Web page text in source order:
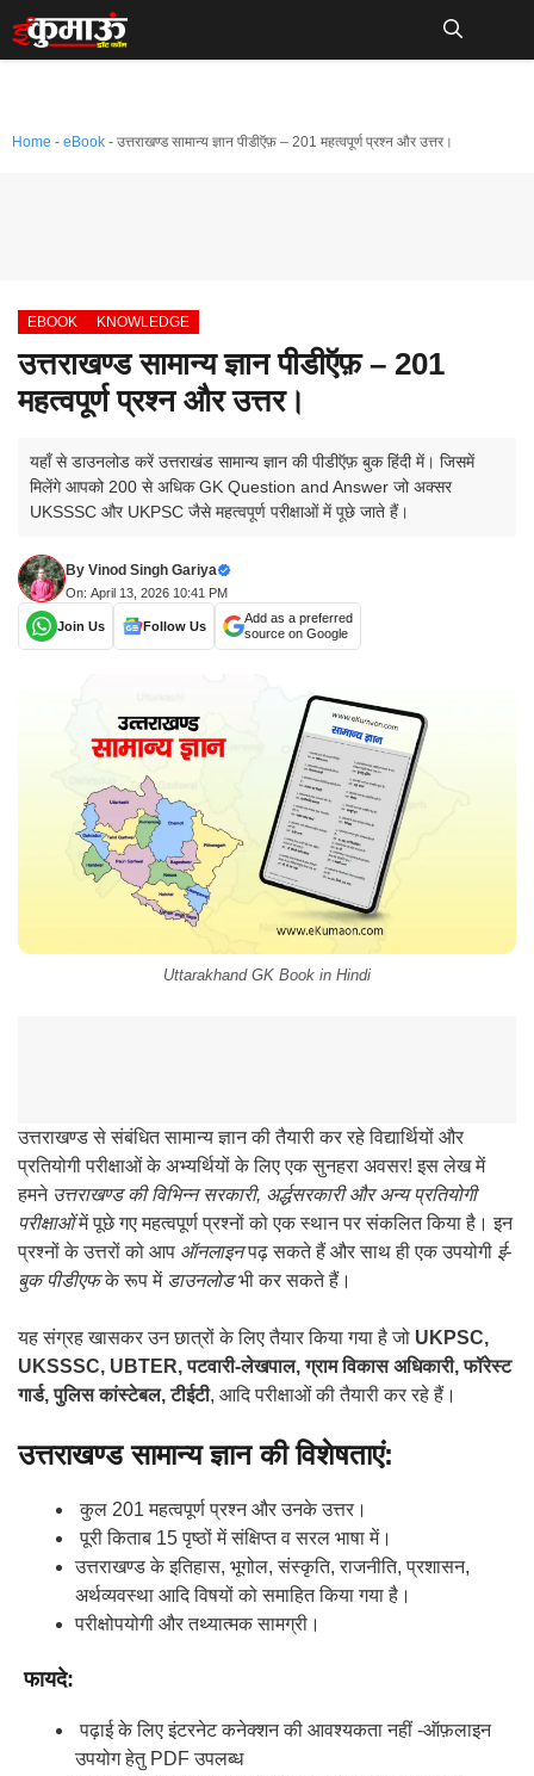
Skip
to
Home - eBook - उत्तराखण्ड सामान्य ज्ञान पीडीऍफ़ – 201 महत्वपूर्ण प्रश्न और उत्तर।
EBOOK KNOWLEDGE
उत्तराखण्ड सामान्य ज्ञान पीडीऍफ़ – 201
महत्वपूर्ण प्रश्न और उत्तर।
यहाँ से डाउनलोड करें उत्तराखंड सामान्य ज्ञान की पीडीऍफ़ बुक हिंदी में। जिसमें
मिलेंगे आपको 200 से अधिक GK Question and Answer जो अक्सर
UKSSSC और UKPSC जैसे महत्वपूर्ण परीक्षाओं में पूछे जाते हैं।
By Vinod Singh Gariya
On: April 13, 2026 10:41 PM
Join Us Follow Us
Add as a preferred
source on Google
Uttarakhand GK Book in Hindi
उत्तराखण्ड से संबंधित सामान्य ज्ञान की तैयारी कर रहे विद्यार्थियों और
प्रतियोगी परीक्षाओं के अभ्यर्थियों के लिए एक सुनहरा अवसर! इस लेख में
हमने उत्तराखण्ड की विभिन्न सरकारी, अर्द्धसरकारी और अन्य प्रतियोगी
परीक्षाओंमें पूछे गए महत्वपूर्ण प्रश्नों को एक स्थान पर संकलित किया है। इन
प्रश्नों के उत्तरों को आप ऑनलाइनपढ़ सकते हैं और साथ ही एक उपयोगी ई-
बुक पीडीएफके रूप में डाउनलोडभी कर सकते हैं।
यह संग्रह खासकर उन छात्रों के लिए तैयार किया गया है जो UKPSC,
UKSSSC, UBTER, पटवारी-लेखपाल, ग्राम विकास अधिकारी, फॉरेस्ट
गार्ड, पुलिस कांस्टेबल, टीईटी, आदि परीक्षाओं की तैयारी कर रहे हैं।
उत्तराखण्ड सामान्य ज्ञान की विशेषताएं:
कुल 201 महत्वपूर्ण प्रश्न और उनके उत्तर।
पूरी किताब 15 पृष्ठों में संक्षिप्त व सरल भाषा में।
उत्तराखण्ड के इतिहास, भूगोल, संस्कृति, राजनीति, प्रशासन,
अर्थव्यवस्था आदि विषयों को समाहित किया गया है।
परीक्षोपयोगी और तथ्यात्मक सामग्री।
फायदे:
पढ़ाई के लिए इंटरनेट कनेक्शन की आवश्यकता नहीं -ऑफ़लाइन
उपयोग हेतु PDF उपलब्ध